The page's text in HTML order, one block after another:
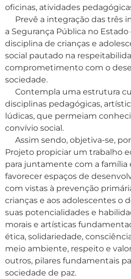
oficinas, atividades
Prevê a integração das três
a Segurança Pública no Estado
disciplina de crianças e
social pautado na
comprometimento com o
sociedade.
Contempla uma estrutura
disciplinas pedagógicas,
lúdicas, que permeiam
convívio social.
Assim sendo, objetiva-se,
Projeto propiciar um trabalho
para juntamente com a família
favorecer espaços de
com vistas à prevenção
crianças e aos adolescentes o
suas potencialidades e
morais e artísticas
ética, solidariedade,
meio ambiente, respeito e
outros, pilares fundamentais
sociedade de paz.